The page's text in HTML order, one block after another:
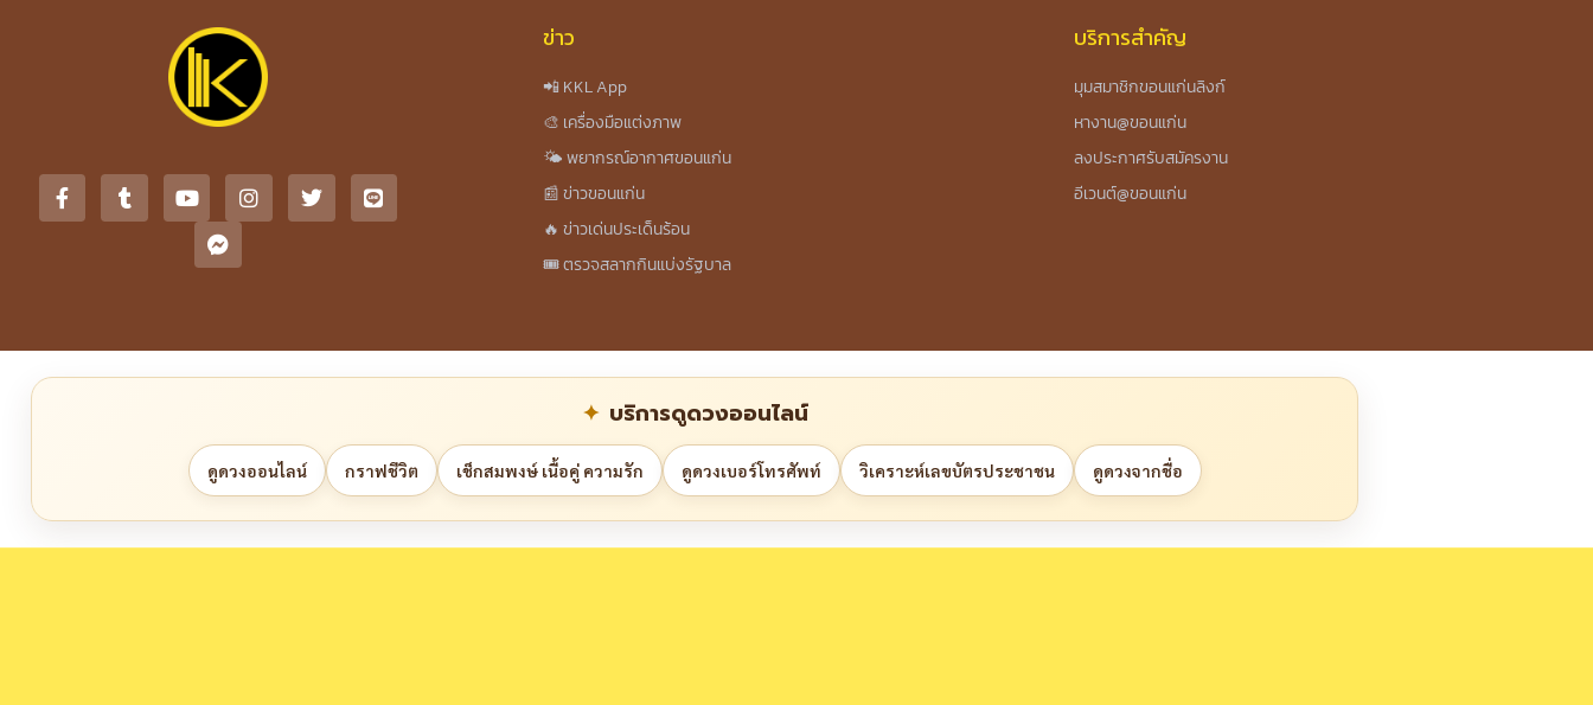
ข่าว
📲 KKL App
🎨 เครื่องมือแต่งภาพ
🌤️ พยากรณ์อากาศขอนแก่น
📰 ข่าวขอนแก่น
🔥 ข่าวเด่นประเด็นร้อน
🎟️ ตรวจสลากกินแบ่งรัฐบาล
บริการสำคัญ
มุมสมาชิกขอนแก่นลิงก์
หางาน@ขอนแก่น
ลงประกาศรับสมัครงาน
อีเวนต์@ขอนแก่น
บริการดูดวงออนไลน์
ดูดวงออนไลน์ กราฟชีวิต เช็กสมพงษ์ เนื้อคู่ ความรัก ดูดวงเบอร์โทรศัพท์ วิเคราะห์เลขบัตรประชาชน ดูดวงจากชื่อ